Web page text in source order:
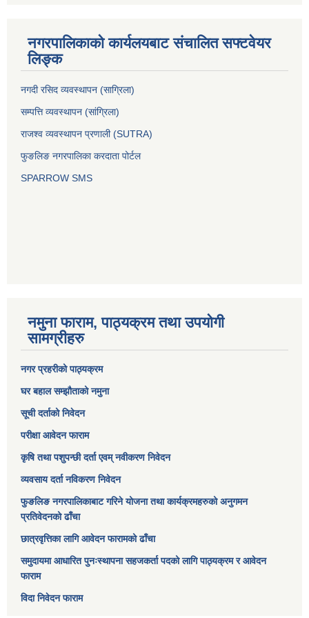
नगरपालिकाको कार्यलयबाट संचालित सफ्टवेयर
लिङ्क
नगदी रसिद व्यवस्थापन (साग्रिला)
सम्पत्ति व्यवस्थापन (सांग्रिला)
राजश्व व्यवस्थापन प्रणाली (SUTRA)
फुङलिङ नगरपालिका करदाता पोर्टल
SPARROW SMS
नमुना फाराम, पाठ्यक्रम तथा उपयोगी
सामग्रीहरु
नगर प्रहरीको पाठ्यक्रम
घर बहाल सम्झौताको नमुना
सूची दर्ताको निवेदन
परीक्षा आवेदन फाराम
कृषि तथा पशुपन्छी दर्ता एवम् नवीकरण निवेदन
व्यवसाय दर्ता नविकरण निवेदन
फुङलिङ नगरपालिकाबाट गरिने योजना तथा कार्यक्रमहरुको अनुगमन
प्रतिवेदनको ढाँचा
छात्रवृत्तिका लागि आवेदन फारामको ढाँचा
समुदायमा आधारित पुनःस्थापना सहजकर्ता पदको लागि पाठ्यक्रम र आवेदन
फाराम
विदा निवेदन फाराम